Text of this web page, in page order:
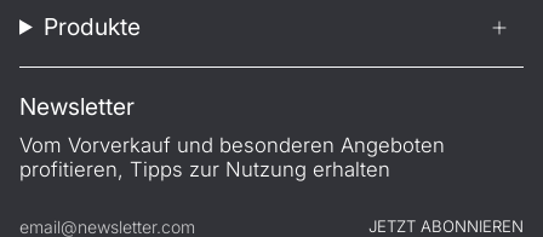
Produkte
Newsletter
Vom Vorverkauf und besonderen Angeboten
profitieren, Tipps zur Nutzung erhalten
JETZT ABONNIEREN